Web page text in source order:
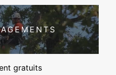
gratuits